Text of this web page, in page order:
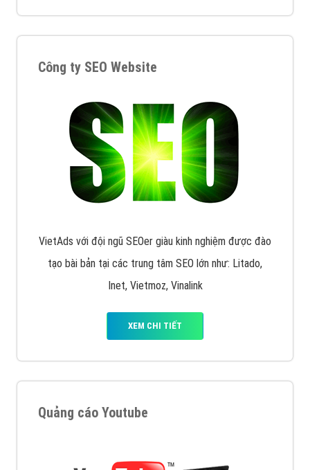
Công ty SEO Website
VietAds với đội ngũ SEOer giàu kinh nghiệm được đào
tạo bài bản tại các trung tâm SEO lớn như: Litado,
Inet, Vietmoz, Vinalink
XEM CHI TIẾT
Quảng cáo Youtube